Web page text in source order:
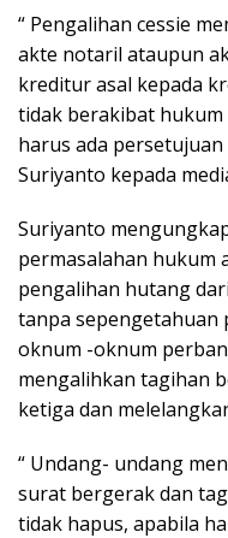
“ Pengalihan cessie
akte notaril ataupun
kreditur asal kepada
tidak berakibat
harus ada
Suriyanto kepada
Suriyanto
permasalahan hukum
pengalihan hutang
tanpa
oknum -oknum
mengalihkan tagihan
ketiga dan
“ Undang- undang
surat bergerak dan
tidak hapus, apabila